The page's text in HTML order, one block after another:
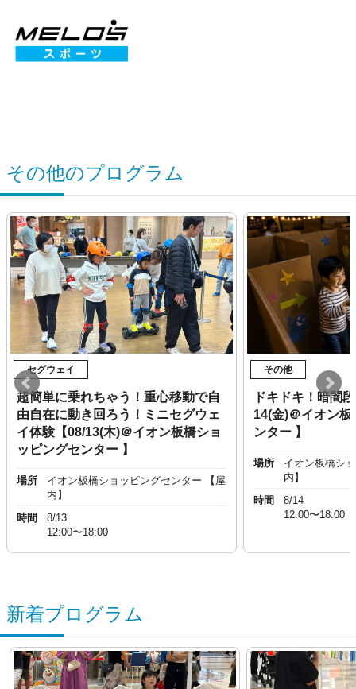
その他のプログラム
セグウェイ
超簡単に乗れちゃう！重心移動で自
由自在に動き回ろう！ミニセグウェ
イ体験【08/13(木)＠イオン板橋ショ
ッピングセンター 】
場所
イオン板橋ショッピングセンター 【屋
内】
時間
8/13
12:00〜18:00
その他
ドキドキ！暗闇
14(金)＠イオン
ンター 】
場所
イオン板橋シ
内】
時間
8/14
12:00〜18:00
新着プログラム